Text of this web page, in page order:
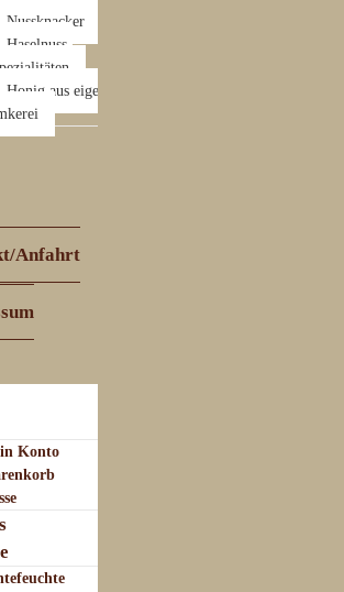
Nussknacker
Haselnuss-
Honig aus eigener
Anfahrt
Konto